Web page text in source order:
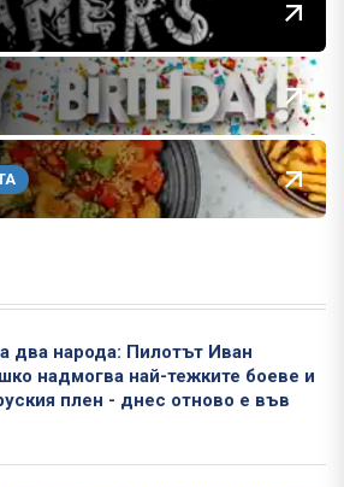
два народа: Пилотът Иван
надмогва най-тежките боеве и
плен - днес отново е във